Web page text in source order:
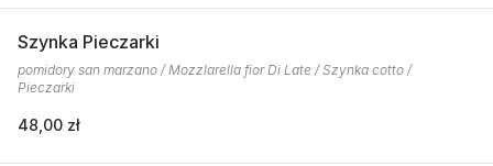
Szynka Pieczarki
pomidory san marzano / Mozzlarella fior Di Late / Szynka cotto /
Pieczarki
48,00 zł